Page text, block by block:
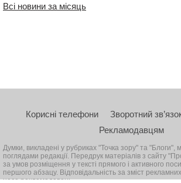
Всі новини за місяць
Корисні телефони Зворотний
Рекламодавцям
Думки, викладені у рубриках "Точка зору" та "Блоги",
поглядами редакції. Передрук матеріалів з сайту
за умов розміщення у тексті прямого і активного
першого абзацу. Відповідальність за зміст
несе рекламодавець